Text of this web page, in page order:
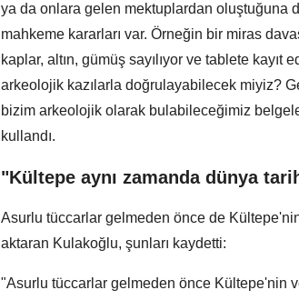
ya da onlara gelen mektuplardan oluştuğuna
mahkeme kararları var. Örneğin bir miras
kaplar, altın, gümüş sayılıyor ve tablete kayıt
arkeolojik kazılarla doğrulayabilecek miyiz?
bizim arkeolojik olarak bulabileceğimiz
kullandı.
"Kültepe aynı zamanda dünya
Asurlu tüccarlar gelmeden önce de
aktaran Kulakoğlu, şunları kaydetti:
"Asurlu tüccarlar gelmeden önce Kültepe'nin